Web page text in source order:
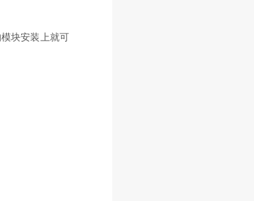
块安装上就可